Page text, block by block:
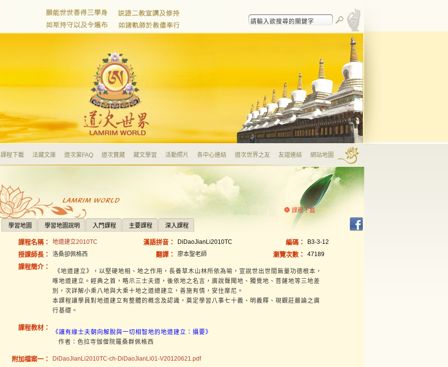
課程下載 法藏文庫 道次第FAQ 道次寶藏 藏文學習 活動照片 各中心連結 道次世界之友 友誼連結 網站地圖
學習地圖 學習地圖說明 入門課程 主要課程 深入課程
課程下載
課程名稱： 地道建立2010TC 漢語拼音： DiDaoJianLi2010TC 編碼： B3-3-12
授課師長： 洛桑卻佩格西 翻譯： 廖本聖老師 瀏覽次數： 47189
課程簡介：
《地道建立》，以堅硬地相、地之作用，長養草木山林所依為喻，宣說世出世間無量功德根本，
唯地道建立。經典之首，略示三士夫道，後依地之名言，廣說聲聞地、獨覺地、菩薩地等三地差
別，次詳解小乘八地與大乘十地之道總建立，善施有情，安住摩尼。
本課程讓學員對地道建立有整體的概念及認識，奠定學習八事七十義、明義釋、現觀莊嚴論之廣
行基礎。
課程教材：
《讓有緣士夫朝向解脫與一切相智地的地道建立：攝要》
作者：色拉寺伽僧院羅桑群佩格西
附加檔案一： DiDaoJianLi2010TC-ch-DiDaoJianLi01-V20120621.pdf